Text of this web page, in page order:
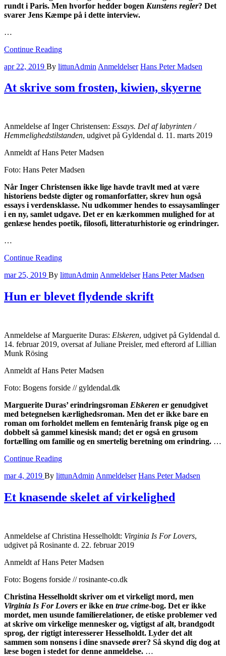
rundt i Paris. Men hvorfor hedder bogen Kunstens regler? Det
svarer Jens Kæmpe på i dette interview.
…
Continue Reading
apr 22, 2019 By littunAdmin Anmeldelser Hans Peter Madsen
At skrive som frosten, kiwien, skyerne
Anmeldelse af Inger Christensen: Essays. Del af labyrinten /
Hemmelighedstilstanden, udgivet på Gyldendal d. 11. marts 2019
Anmeldt af Hans Peter Madsen
Foto: Hans Peter Madsen
Når Inger Christensen ikke lige havde travlt med at være
historiens bedste digter og romanforfatter, skrev hun også
essays i verdensklasse. Nu udkommer hendes to essaysamlinger
i en ny, samlet udgave. Det er en kærkommen mulighed for at
genlæse hendes poetik, filosofi, litteraturhistorie og erindringer.
…
Continue Reading
mar 25, 2019 By littunAdmin Anmeldelser Hans Peter Madsen
Hun er blevet flydende skrift
Anmeldelse af Marguerite Duras: Elskeren, udgivet på Gyldendal d.
14. februar 2019, oversat af Juliane Preisler, med efterord af Lillian
Munk Rösing
Anmeldt af Hans Peter Madsen
Foto: Bogens forside // gyldendal.dk
Marguerite Duras’ erindringsroman Elskeren er genudgivet
med betegnelsen kærlighedsroman. Men det er ikke bare en
roman om forholdet mellem en femtenårig fransk pige og en
dobbelt så gammel kinesisk mand; det er også en grusom
fortælling om familie og en smertelig beretning om erindring. …
Continue Reading
mar 4, 2019 By littunAdmin Anmeldelser Hans Peter Madsen
Et knasende skelet af virkelighed
Anmeldelse af Christina Hesselholdt: Virginia Is For Lovers,
udgivet på Rosinante d. 22. februar 2019
Anmeldt af Hans Peter Madsen
Foto: Bogens forside // rosinante-co.dk
Christina Hesselholdt skriver om et virkeligt mord, men
Virginia Is For Lovers er ikke en true crime-bog. Det er ikke
mordet, men usunde familierelationer, de etiske problemer ved
at skrive om virkelige mennesker og, vigtigst af alt, brandgodt
sprog, der rigtigt interesserer Hesselholdt. Lyder det alt
sammen som nonsens i dine snavsede ører? Så skynd dig dog at
læse bogen i stedet for denne anmeldelse. …